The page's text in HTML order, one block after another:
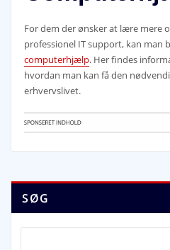
For dem der ønsker at lære mere
professionel IT support, kan man
computerhjælp. Her findes
hvordan man kan få den
erhvervslivet.
SØG